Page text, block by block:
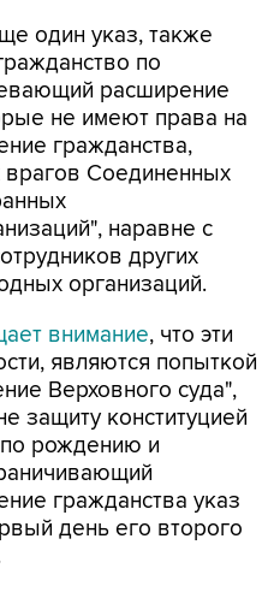
один указ, также
по
расширение
не имеют права на
гражданства,
Соединенных
наравне с
других
организаций.
внимание, что эти
являются попыткой
Верховного суда",
защиту конституцией
рождению и
гражданства указ
день его второго